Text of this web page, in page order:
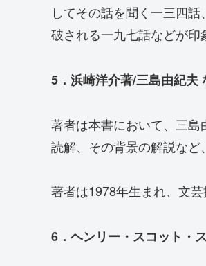
してその話を聞く一三四
破される一九七話などが印
5．浜崎洋介著/三島由紀夫
著者は本書において、三
読解、その背景の解説など
著者は1978年生まれ、文芸
6．ヘンリー・スコット・